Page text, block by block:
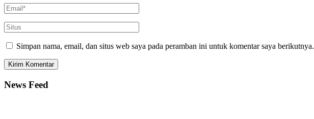
Simpan nama, email, dan situs web saya pada peramban ini untuk komentar saya berikutnya.
News Feed